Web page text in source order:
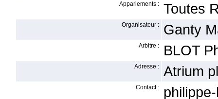
Appariements : Toutes
Organisateur : Ganty
Arbitre : BLOT
Adresse : Atrium
Contact :